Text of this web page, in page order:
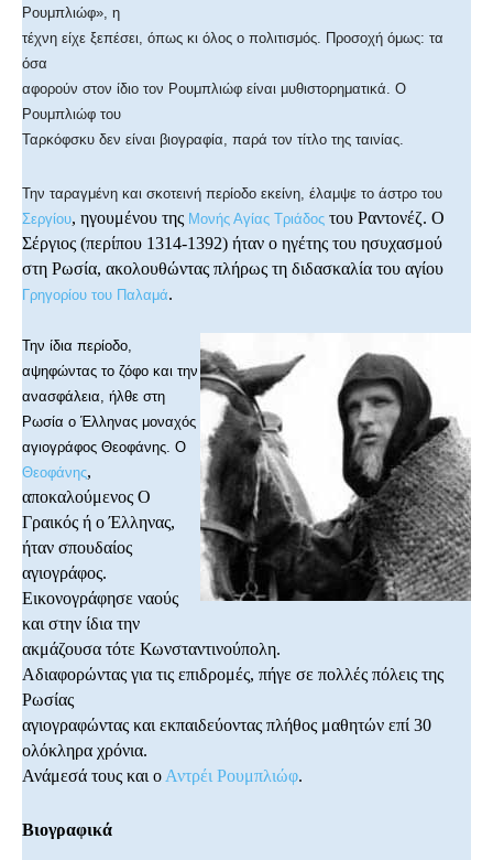
Ρουμπλιώφ», η
τέχνη είχε ξεπέσει, όπως κι όλος ο πολιτισμός. Προσοχή όμως: τα
όσα
αφορούν στον ίδιο τον Ρουμπλιώφ είναι μυθιστορηματικά. Ο
Ρουμπλιώφ του
Ταρκόφσκυ δεν είναι βιογραφία, παρά τον τίτλο της ταινίας.
Την ταραγμένη και σκοτεινή περίοδο εκείνη, έλαμψε το άστρο του
Σεργίου, ηγουμένου της Μονής Αγίας Τριάδος του Ραντονέζ. Ο
Σέργιος (περίπου 1314-1392) ήταν ο ηγέτης του ησυχασμού
στη Ρωσία, ακολουθώντας πλήρως τη διδασκαλία του αγίου
Γρηγορίου του Παλαμά.
Την ίδια περίοδο,
αψηφώντας το ζόφο και την
ανασφάλεια, ήλθε στη
Ρωσία ο Έλληνας μοναχός
αγιογράφος Θεοφάνης. Ο
Θεοφάνης,
αποκαλούμενος Ο
Γραικός ή ο Έλληνας,
ήταν σπουδαίος
αγιογράφος.
Εικονογράφησε ναούς
και στην ίδια την
ακμάζουσα τότε Κωνσταντινούπολη.
Αδιαφορώντας για τις επιδρομές, πήγε σε πολλές πόλεις της
Ρωσίας
αγιογραφώντας και εκπαιδεύοντας πλήθος μαθητών επί 30
ολόκληρα χρόνια.
Ανάμεσά τους και ο Αντρέι Ρουμπλιώφ.
Βιογραφικά